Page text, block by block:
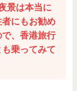
景は本当に
にもお勧め
、香港旅行
乗ってみて